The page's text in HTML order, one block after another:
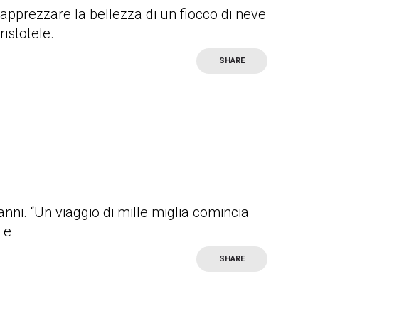
la bellezza di un fiocco di neve
SHARE
“Un viaggio di mille miglia comincia
e
SHARE